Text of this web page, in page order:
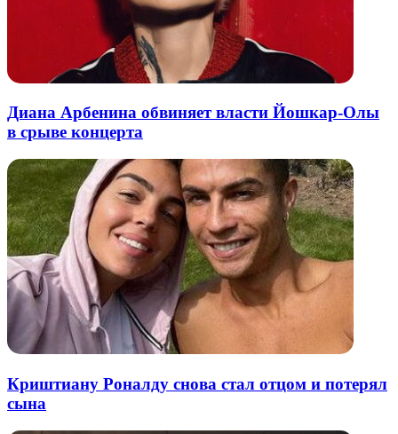
Диана Арбенина обвиняет власти Йошкар-Олы
в срыве концерта
Криштиану Роналду снова стал отцом и потерял
сына